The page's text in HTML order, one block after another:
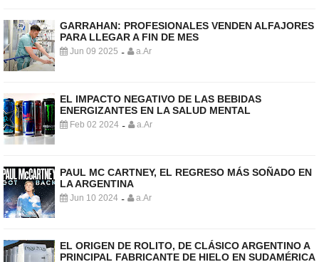
GARRAHAN: PROFESIONALES VENDEN ALFAJORES
PARA LLEGAR A FIN DE MES
Jun 09 2025 - a.Ar
EL IMPACTO NEGATIVO DE LAS BEBIDAS
ENERGIZANTES EN LA SALUD MENTAL
Feb 02 2024 - a.Ar
PAUL MC CARTNEY, EL REGRESO MÁS SOÑADO EN
LA ARGENTINA
Jun 10 2024 - a.Ar
EL ORIGEN DE ROLITO, DE CLÁSICO ARGENTINO A
PRINCIPAL FABRICANTE DE HIELO EN SUDAMÉRICA